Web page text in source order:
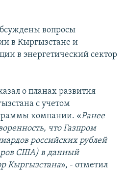
вопросы
в Кыргызстане и
в энергетический сектор
о планах развития
с учетом
компании. «Ранее
что Газпром
российских рублей
США) в данный
Кыргызстана», - отметил